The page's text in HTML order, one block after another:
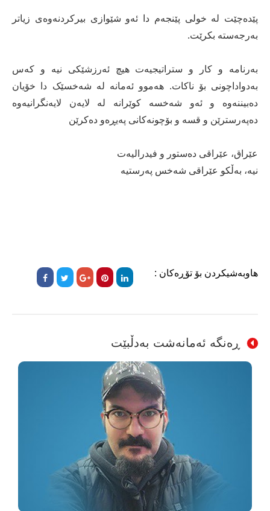
پێدەچێت لە خولی پێنجەم دا ئەو شێوازی بیرکردنەوەی زیاتر
بەرجەستە بکرێت.
بەرنامە و کار و ستراتیجیەت ھیچ ئەرزشێکی نیە و کەس
بەدواداچونی بۆ ناکات. ھەموو ئەمانە لە شەخسێک دا خۆیان
دەبیننەوە و ئەو شەخسە کوێرانە لە لایەن لایەنگرانیەوە
دەپەرسترێن و قسە و بۆچونەکانی پەیڕەو دەکرێن
عێراق، عێراقی دەستور و فیدرالیەت
نیە، بەڵکو عێراقی شەخس پەرستیە
هاوبەشیکردن بۆ تۆڕەکان :
ڕەنگە ئەمانەشت بەدڵبێت